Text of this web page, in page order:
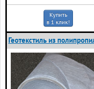
Купить
в 1 клик!
Геотекстиль из